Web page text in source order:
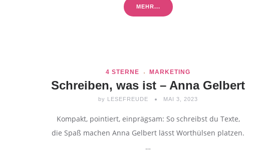
MEHR...
4 STERNE MARKETING
Schreiben, was ist – Anna Gelbert
by LESEFREUDE MAI 3, 2023
Kompakt, pointiert, einprägsam: So schreibst du Texte,
die Spaß machen Anna Gelbert lässt Worthülsen platzen.
…